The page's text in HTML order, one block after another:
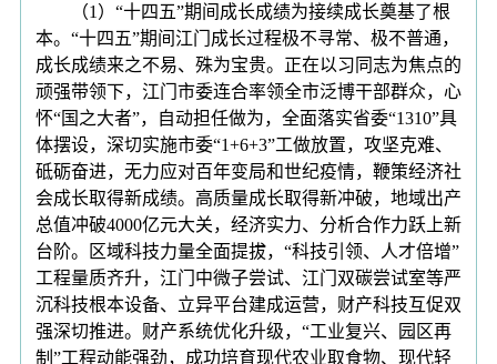
（1）“十四五”期间成长成绩为接续成长奠基了根
本。“十四五”期间江门成长过程极不寻常、极不普通，
成长成绩来之不易、殊为宝贵。正在以习同志为焦点的
顽强带领下，江门市委连合率领全市泛博干部群众，心
怀“国之大者”，自动担任做为，全面落实省委“1310”具
体摆设，深切实施市委“1+6+3”工做放置，攻坚克难、
砥砺奋进，无力应对百年变局和世纪疫情，鞭策经济社
会成长取得新成绩。高质量成长取得新冲破，地域出产
总值冲破4000亿元大关，经济实力、分析合作力跃上新
台阶。区域科技力量全面提拔，“科技引领、人才倍增”
工程量质齐升，江门中微子尝试、江门双碳尝试室等严
沉科技根本设备、立异平台建成运营，财产科技互促双
强深切推进。财产系统优化升级，“工业复兴、园区再
制”工程动能强劲，成功培育现代农业取食物、现代轻